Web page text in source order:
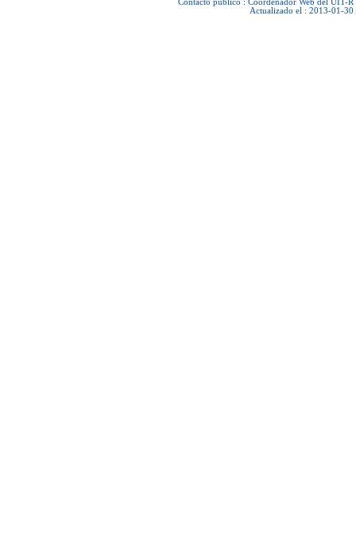
Contacto público : Coordenador Web del UIT-R
Actualizado el : 2013-01-30